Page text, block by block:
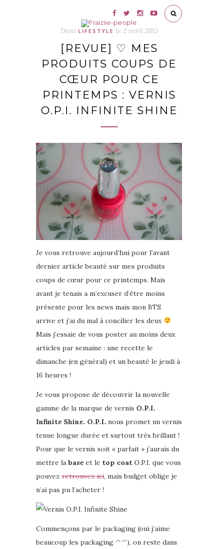
Dans LIFESTYLE le 2 avril 2015
[REVUE] ♡ MES
PRODUITS COUPS DE
CŒUR POUR CE
PRINTEMPS : VERNIS
O.P.I. INFINITE SHINE
Je vous retrouve aujourd’hui pour l’avant
dernier article beauté sur mes produits
coups de cœur pour ce printemps. Mais
avant je tenais a m’excuser d’être moins
présente pour les news mais mon BTS
arrive et j’ai du mal à concilier les deux
Mais j’essaie de vous poster au moins deux
articles par semaine : une recette le
dimanche (en général) et un beauté le jeudi à
16 heures !
Je vous propose de découvrir la nouvelle
gamme de la marque de vernis O.P.I.
Infinite Shine. O.P.I. nous promet un vernis
tenue longue durée et surtout très brillant !
Pour que le vernis soit « parfait » j’aurais du
mettre la base et le top coat O.P.I. que vous
pouvez retrouvez ici, mais budget oblige je
n’ai pas pu l’acheter !
Commençons par le packaging (oui j’aime
beaucoup les packaging ^^), on reste dans